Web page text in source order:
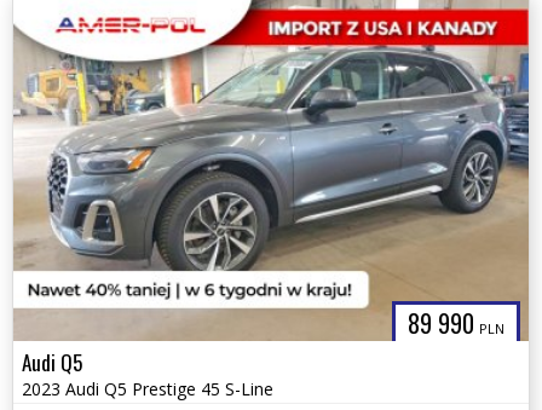
89 990 PLN
Audi Q5
2023 Audi Q5 Prestige 45 S-Line